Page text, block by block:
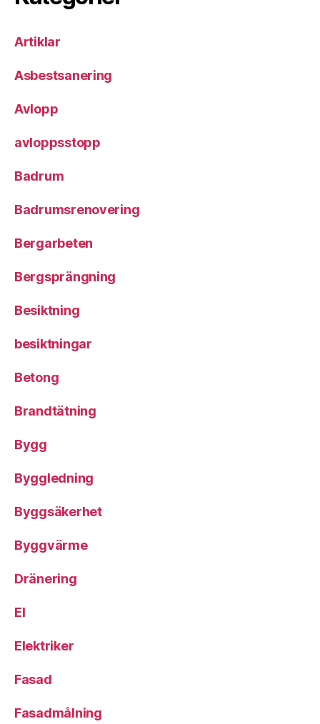
Artiklar
Asbestsanering
Avlopp
avloppsstopp
Badrum
Badrumsrenovering
Bergarbeten
Bergsprängning
Besiktning
besiktningar
Betong
Brandtätning
Bygg
Byggledning
Byggsäkerhet
Byggvärme
Dränering
El
Elektriker
Fasad
Fasadmålning